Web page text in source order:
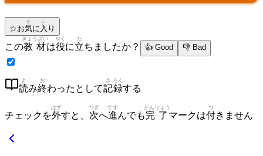
☆お気
き
に 入
い
り
この教材
きょうざい
は役
やく
に立
た
ちましたか？ 👍 Good 👎 Bad
読
よ
み終
お
わったとして記
き
録
ろく
する
チェックを外
はず
すと、 次
つぎ
へ進
すす
んでも完了
かんりょう
マークは付
つ
きません